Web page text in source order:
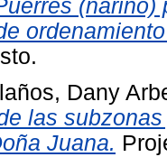
Dany
las
Juana.